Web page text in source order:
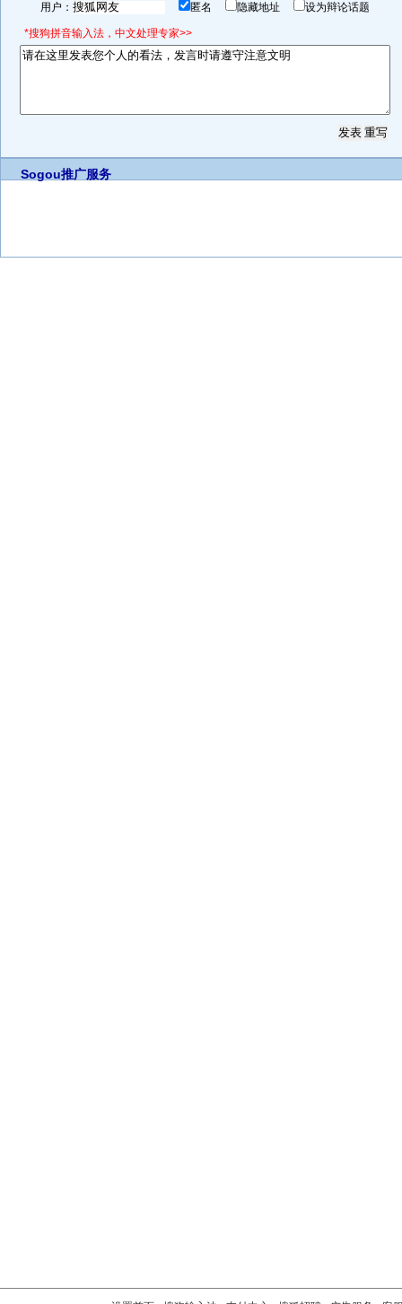
用户： 匿名 隐藏地址 设为辩论话题
*搜狗拼音输入法，中文处理专家>>
Sogou推广服务